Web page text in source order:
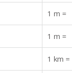
1 m =
1 m =
1 km =